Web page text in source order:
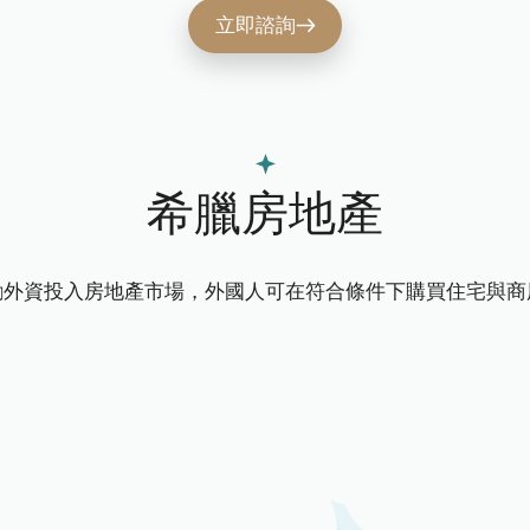
立即諮詢
希臘房地產
資投入房地產市場，外國人可在符合條件下購買住宅與